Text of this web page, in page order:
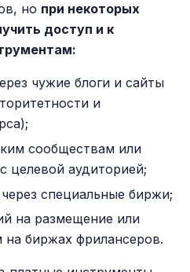
но при некоторых
доступ и к
чужие блоги и сайты
и
сообществам или
целевой аудиторией;
специальные биржи;
на размещение или
на биржах фрилансеров.